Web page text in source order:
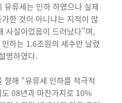
류세는 인하 하였으나 실제
한 것이 아니냐는 지적이 많
사실이었음이 드러났다”며,
하는 1.6조원의 세수만 날렸
명하였다.
해 “유류세 인하를 적극적
08년과 마찬가지로 10%